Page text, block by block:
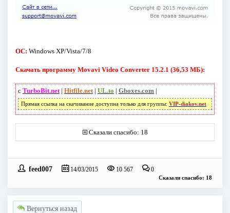
ОС: Windows XP/Vista/7/8
Скачать программу Movavi Video Converter 15.2.1 (36,53 МБ):
с TurboBit.net| Hitfile.net| UL.to | Gboxes.com |
Прямая ссылка на скачивание доступна только для группы: VIP-diakov.net
Сказали спасибо: 18
feed007 14/03/2015 10 567 0
Сказали спасибо: 18
Вернуться назад